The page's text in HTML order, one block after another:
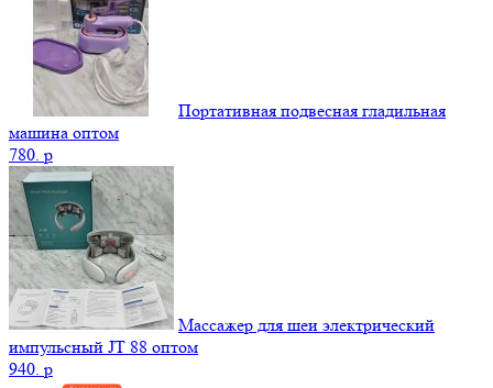
Портативная подвесная гладильная
машина оптом
780. p
Массажер для шеи электрический
импульсный JT 88 оптом
940. p